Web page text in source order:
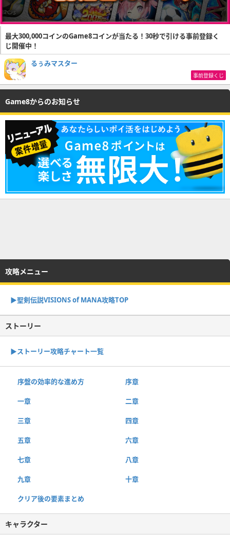
最大300,000コインのGame8コインが当たる！30秒で引ける事前登録く
じ開催中！
るぅみマスター
事前登録くじ
Game8からのお知らせ
攻略メニュー
▶︎聖剣伝説VISIONS of MANA攻略TOP
ストーリー
▶︎ストーリー攻略チャート一覧
序盤の効率的な進め方 序章
一章 二章
三章 四章
五章 六章
七章 八章
九章 十章
クリア後の要素まとめ
キャラクター